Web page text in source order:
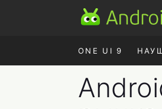
ONE UI 9